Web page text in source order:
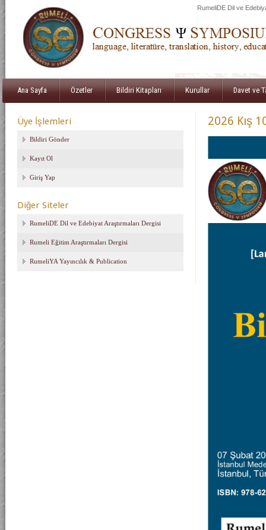
RumeliDE Dil ve
Ana Sayfa Özetler Bildiri Kitapları Kurullar Davet ve
Üye İşlemleri
Bildiri Gönder
Kayıt Ol
Giriş Yap
Diğer Siteler
RumeliDE Dil ve Edebiyat Araştırmaları Dergisi
Rumeli Eğitim Araştırmaları Dergisi
RumeliYA Yayıncılık & Publication
2026 Kış